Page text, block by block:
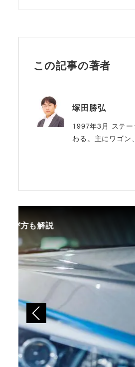
この記事の著者
塚田勝弘
1997年3月 ステ
わる。主にワゴン
初めての中古車